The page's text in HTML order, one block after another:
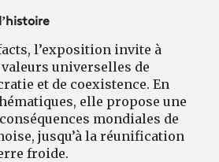
l’exposition invite à
universelles de
et de coexistence. En
elle propose une
mondiales de
jusqu’à la réunification
froide.